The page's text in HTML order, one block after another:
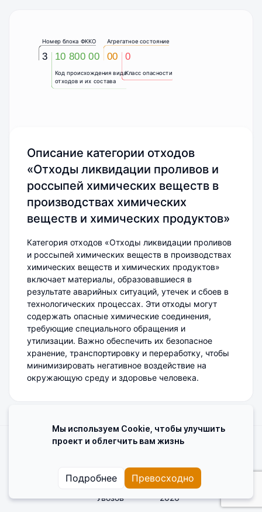
3
Номер блока ФККО
Код происхождения вида
отходов и их состава
10 800 00
Агрегатное состояние
00
Класс опасности
0
Описание категории отходов
«Отходы ликвидации проливов и
россыпей химических веществ в
производствах химических
веществ и химических продуктов»
Категория отходов «Отходы ликвидации проливов
и россыпей химических веществ в производствах
химических веществ и химических продуктов»
включает материалы, образовавшиеся в
результате аварийных ситуаций, утечек и сбоев в
технологических процессах. Эти отходы могут
содержать опасные химические соединения,
требующие специального обращения и
утилизации. Важно обеспечить их безопасное
хранение, транспортировку и переработку, чтобы
минимизировать негативное воздействие на
окружающую среду и здоровье человека.
Увозов 2026
Поделиться мнением о сайте
Пользовательское соглашение
Мы используем Cookie, чтобы улучшить
проект и облегчить вам жизнь
Подробнее Превосходно